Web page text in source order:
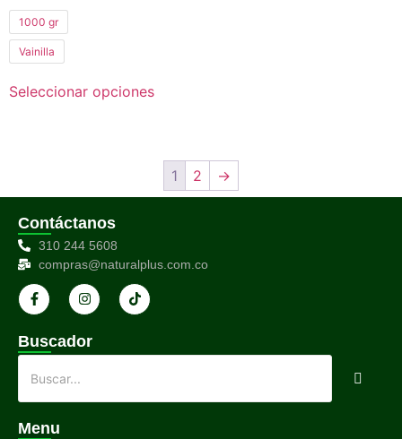
1000 gr
Vainilla
Seleccionar opciones
1 2 →
Contáctanos
310 244 5608
compras@naturalplus.com.co
Buscador
Menu